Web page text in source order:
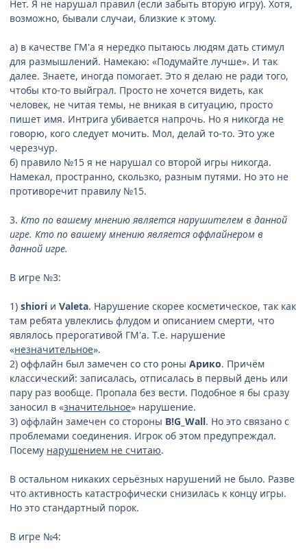
Нет. Я не нарушал правил (если забыть вторую игру). Хотя,
возможно, бывали случаи, близкие к этому.
а) в качестве ГМ'а я нередко пытаюсь людям дать стимул
для размышлений. Намекаю: «Подумайте лучше». И так
далее. Знаете, иногда помогает. Это я делаю не ради того,
чтобы кто-то выйграл. Просто не хочется видеть, как
человек, не читая темы, не вникая в ситуацию, просто
пишет имя. Интрига убивается напрочь. Но я никогда не
говорю, кого следует мочить. Мол, делай то-то. Это уже
черезчур.
б) правило №15 я не нарушал со второй игры никогда.
Намекал, пространно, скользко, разным путями. Но это не
противоречит правилу №15.
3. Кто по вашему мнению является нарушителем в данной
игре. Кто по вашему мнению является оффлайнером в
данной игре.
В игре №3:
1) shiori и Valeta. Нарушение скорее косметическое, так как
там ребята увлеклись флудом и описанием смерти, что
являлось прерогативой ГМ'а. Т.е. нарушение
«незначительное».
2) оффлайн был замечен со сто роны Арико. Причём
классический: записалась, отписалась в первый день или
пару раз вообще. Пропала без вести. Подобное я бы сразу
заносил в «значительное» нарушение.
3) оффлайн замечен со стороны B!G_Wall. Но это связано с
проблемами соединения. Игрок об этом предупреждал.
Посему нарушением не считаю.
В остальном никаких серьёзных нарушений не было. Разве
что активность катастрофически снизилась к концу игры.
Но это стандартный порок.
В игре №4: